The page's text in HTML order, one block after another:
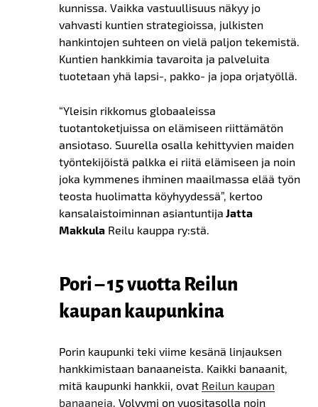
kunnissa. Vaikka vastuullisuus näkyy jo
vahvasti kuntien strategioissa, julkisten
hankintojen suhteen on vielä paljon tekemistä.
Kuntien hankkimia tavaroita ja palveluita
tuotetaan yhä lapsi-, pakko- ja jopa orjatyöllä.
“Yleisin rikkomus globaaleissa
tuotantoketjuissa on elämiseen riittämätön
ansiotaso. Suurella osalla kehittyvien maiden
työntekijöistä palkka ei riitä elämiseen ja noin
joka kymmenes ihminen maailmassa elää työn
teosta huolimatta köyhyydessä”, kertoo
kansalaistoiminnan asiantuntija Jatta
MakkulaReilu kauppa ry:stä.
Pori – 15 vuotta Reilun
kaupan kaupunkina
Porin kaupunki teki viime kesänä linjauksen
hankkimistaan banaaneista. Kaikki banaanit,
mitä kaupunki hankkii, ovat Reilun kaupan
banaaneja. Volyymi on vuositasolla noin